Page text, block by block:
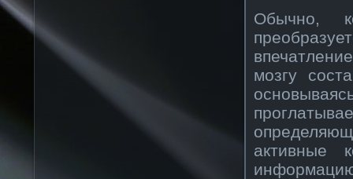
Обычно,
мозгу
активные